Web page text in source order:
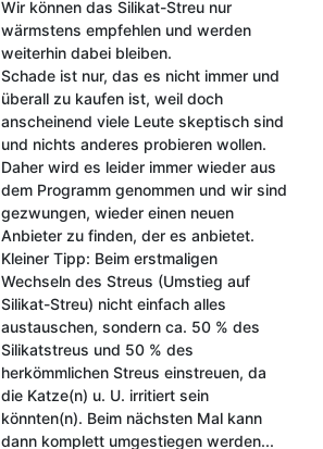
Wir können das Silikat-Streu nur
wärmstens empfehlen und werden
weiterhin dabei bleiben.
Schade ist nur, das es nicht immer und
überall zu kaufen ist, weil doch
anscheinend viele Leute skeptisch sind
und nichts anderes probieren wollen.
Daher wird es leider immer wieder aus
dem Programm genommen und wir sind
gezwungen, wieder einen neuen
Anbieter zu finden, der es anbietet.
Kleiner Tipp: Beim erstmaligen
Wechseln des Streus (Umstieg auf
Silikat-Streu) nicht einfach alles
austauschen, sondern ca. 50 % des
Silikatstreus und 50 % des
herkömmlichen Streus einstreuen, da
die Katze(n) u. U. irritiert sein
könnten(n). Beim nächsten Mal kann
dann komplett umgestiegen werden...